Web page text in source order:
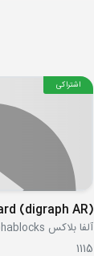
اشتراکی
(digraph AR)
آلفا بلاکس Alphablocks
1115